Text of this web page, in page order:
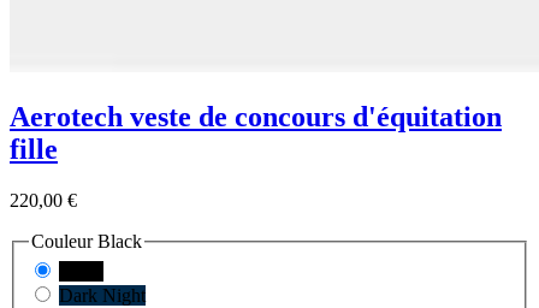
Aerotech veste de concours d'équitation
fille
220,00 €
Couleur Black
Dark Night